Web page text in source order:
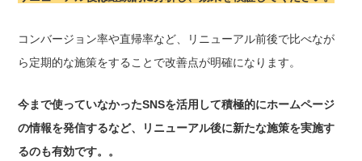
コンバージョン率や直帰率など、リニューアル前後で比べなが
ら定期的な施策をすることで改善点が明確になります。
今まで使っていなかったSNSを活用して積極的にホームページ
の情報を発信するなど、リニューアル後に新たな施策を実施す
るのも有効です。。